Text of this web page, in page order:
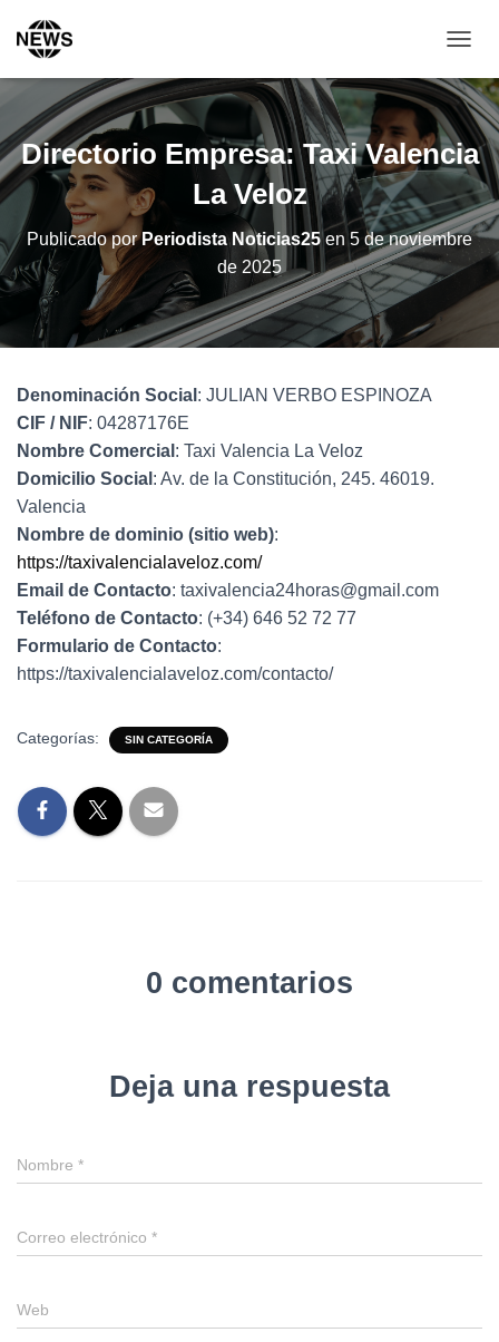
A
M
B
I
A
M
O
D
O
A
Directorio Empresa: Taxi Valencia
La Veloz
Publicado porPeriodista Noticias25en5 de noviembre
de 2025
Denominación Social : JULIAN VERBO ESPINOZA
CIF / NIF: 04287176E
Nombre Comercial : Taxi Valencia La Veloz
Domicilio Social : Av. de la Constitución, 245. 46019.
Valencia
Nombre de dominio (sitio web):
https://taxivalencialaveloz.com/
Email de Contacto: taxivalencia24horas@gmail.com
Teléfono de Contacto: (+34) 646 52 72 77
Formulario de Contacto:
https://taxivalencialaveloz.com/contacto/
Categorías: SIN CATEGORÍA
0 comentarios
Deja una respuesta
Nombre *
Correo electrónico *
Web